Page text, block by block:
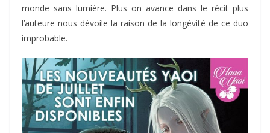
monde sans lumière. Plus on avance dans le récit plus
l’auteure nous dévoile la raison de la longévité de ce duo
improbable.